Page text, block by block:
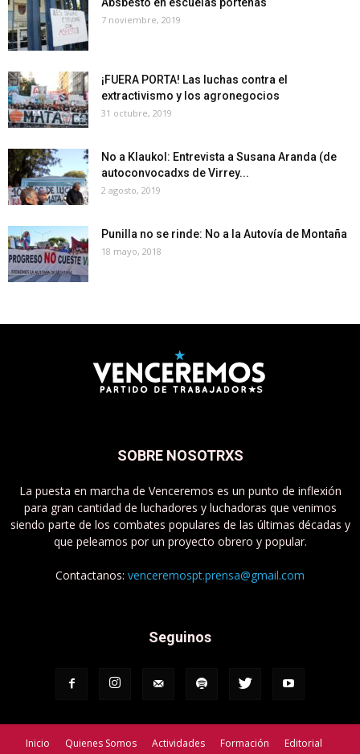
7 noviembre, 2019
¡FUERA PORTA! Las luchas contra el
extractivismo y los agronegocios
31 octubre, 2019
No a Klaukol: Entrevista a Susana Aranda (de
autoconvocadxs de Virrey...
2 agosto, 2019
Punilla no se rinde: No a la Autovía de Montaña
18 mayo, 2018
SOBRE NOSOTRXS
La puesta en marcha de Venceremos es un punto de inflexión
para gran cantidad de luchadores y luchadoras que venimos
siendo parte de los combates populares de las últimas décadas y
que peleamos por un proyecto obrero y popular.
Contactanos: venceremospt.prensa@gmail.com
Seguinos
Inicio Quienes Somos Actividades Formación
Editorial